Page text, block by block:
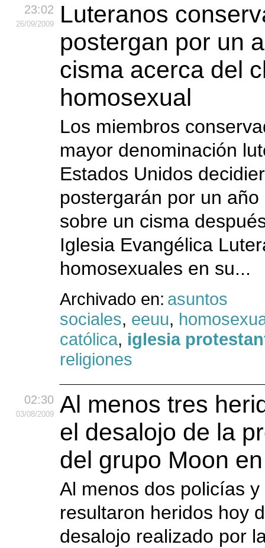
23:02
26/09/2009
Luteranos
postergan por un
cisma acerca del
homosexual
Los miembros
mayor denominación
Estados Unidos
postergarán por un
sobre un cisma
Iglesia Evangélica
homosexuales en su...
Archivado en: asuntos
sociales, eeuu,
católica, iglesia
religiones
02:30
03/08/2009
Al menos tres
el desalojo de la
del grupo Moon
Al menos dos policías
resultaron heridos hoy
desalojo realizado por